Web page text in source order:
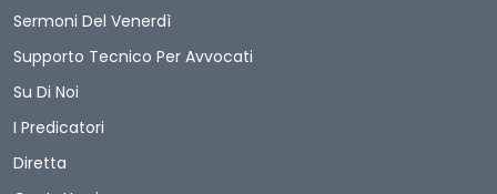
Sermoni Del Venerdì
Supporto Tecnico Per Avvocati
Su Di Noi
I Predicatori
Diretta